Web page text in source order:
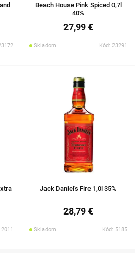
Beach House Pink Spiced 0,7l
40%
27,99 €
Skladom Kód: 23291
Jack Daniel's Fire 1,0l 35%
28,79 €
Skladom Kód: 5185